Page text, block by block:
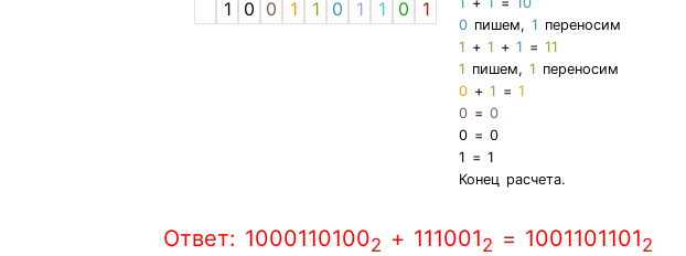
1
0 0 1 1 0 1 1 0 1
0 пишем,1 переносим
1 +1 +1 =11
1 пишем,1 переносим
0 +1 =1
0 =0
0 =0
1 =1
Конец расчета.
Ответ: 10001101002 + 1110012 = 10011011012